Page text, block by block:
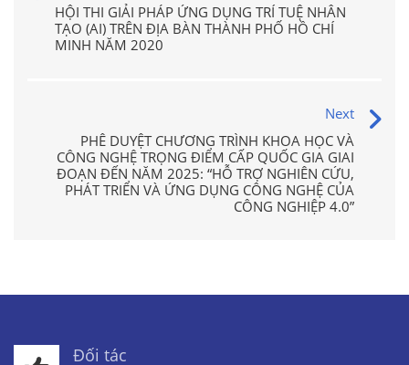
HỘI THI GIẢI PHÁP ỨNG DỤNG TRÍ TUỆ NHÂN
TẠO (AI) TRÊN ĐỊA BÀN THÀNH PHỐ HỒ CHÍ
MINH NĂM 2020
Next
PHÊ DUYỆT CHƯƠNG TRÌNH KHOA HỌC VÀ
CÔNG NGHỆ TRỌNG ĐIỂM CẤP QUỐC GIA GIAI
ĐOẠN ĐẾN NĂM 2025: “HỖ TRỢ NGHIÊN CỨU,
PHÁT TRIỂN VÀ ỨNG DỤNG CÔNG NGHỆ CỦA
CÔNG NGHIỆP 4.0”
Đối tác